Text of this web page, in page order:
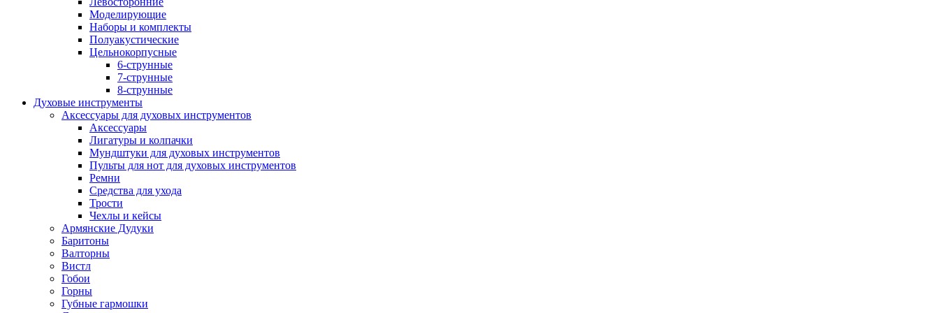
Моделирующие
Наборы и комплекты
Полуакустические
Цельнокорпусные
6-струнные
7-струнные
8-струнные
Духовые инструменты
Аксессуары для духовых инструментов
Аксессуары
Лигатуры и колпачки
Мундштуки для духовых инструментов
Пульты для нот для духовых инструментов
Ремни
Средства для ухода
Трости
Чехлы и кейсы
Армянские Дудуки
Баритоны
Валторны
Вистл
Гобои
Горны
Губные гармошки